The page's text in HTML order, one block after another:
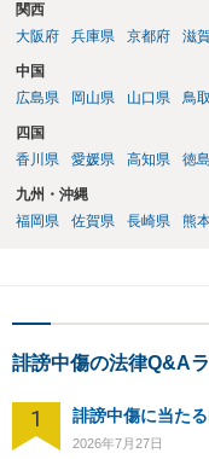
関西
大阪府
兵庫県 京都府 滋
中国
広島県
岡山県 山口県 鳥
四国
香川県
愛媛県 高知県 徳
九州・沖縄
福岡県
佐賀県 長崎県 熊
誹謗中傷の法律Q&A
1
2026年7月27日